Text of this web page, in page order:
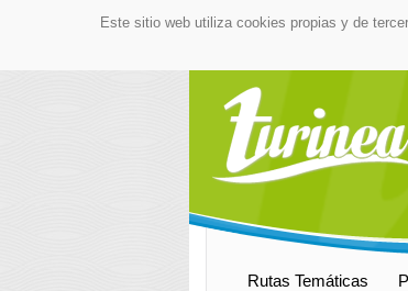
Este sitio web utiliza cookies propias y de
Rutas Temáticas